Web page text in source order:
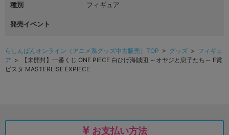
種別 フィギュア
発売イベント
らしんばんオンライン（アニメ系グッズ中古販売）TOP > グッズ > フィギュ
ア > 【未開封】一番くじ ONE PIECE 白ひげ海賊団 ～オヤジと息子たち～ E賞
ビスタ MASTERLISE EXPIECE
お支払い方法